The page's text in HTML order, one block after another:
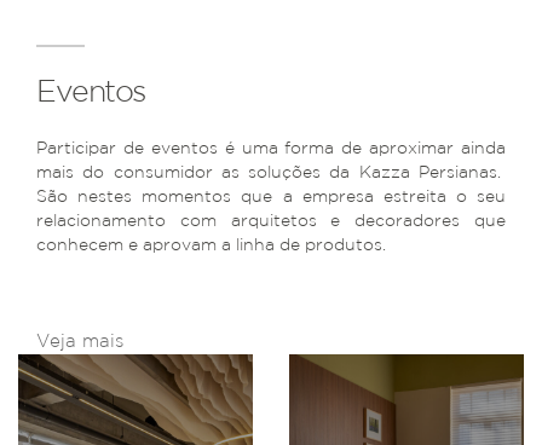
Eventos
Participar de eventos é uma forma de aproximar ainda
mais do consumidor as soluções da Kazza Persianas.
São nestes momentos que a empresa estreita o seu
relacionamento com arquitetos e decoradores que
conhecem e aprovam a linha de produtos.
Veja mais